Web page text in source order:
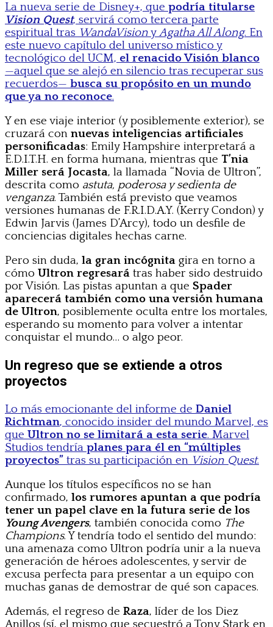
La nueva serie de Disney+, que podría titularse
Vision Quest, servirá como tercera parte
espiritual tras WandaVisionyAgatha All Along. En
este nuevo capítulo del universo místico y
tecnológico del UCM, el renacido Visión blanco
—aquel que se alejó en silencio tras recuperar sus
recuerdos— busca su propósito en un mundo
que ya no reconoce.
Y en ese viaje interior (y posiblemente exterior), se
cruzará con nuevas inteligencias artificiales
personificadas: Emily Hampshire interpretará a
E.D.I.T.H. en forma humana, mientras que T’nia
Miller será Jocasta, la llamada “Novia de Ultron”,
descrita como astuta, poderosa y sedienta de
venganza. También está previsto que veamos
versiones humanas de F.R.I.D.A.Y. (Kerry Condon) y
Edwin Jarvis (James D’Arcy), todo un desfile de
conciencias digitales hechas carne.
Pero sin duda, la gran incógnita gira en torno a
cómo Ultron regresará tras haber sido destruido
por Visión. Las pistas apuntan a que Spader
aparecerá también como una versión humana
de Ultron, posiblemente oculta entre los mortales,
esperando su momento para volver a intentar
conquistar el mundo… o algo peor.
Un regreso que se extiende a otros
proyectos
Lo más emocionante del informe de Daniel
Richtman, conocido insider del mundo Marvel, es
que Ultron no se limitará a esta serie. Marvel
Studios tendría planes para él en “múltiples
proyectos” tras su participación en Vision Quest.
Aunque los títulos específicos no se han
confirmado, los rumores apuntan a que podría
tener un papel clave en la futura serie de los
Young Avengers, también conocida como The
Champions. Y tendría todo el sentido del mundo:
una amenaza como Ultron podría unir a la nueva
generación de héroes adolescentes, y servir de
excusa perfecta para presentar a un equipo con
muchas ganas de demostrar de qué son capaces.
Además, el regreso de Raza, líder de los Diez
Anillos (sí, el mismo que secuestró a Tony Stark en